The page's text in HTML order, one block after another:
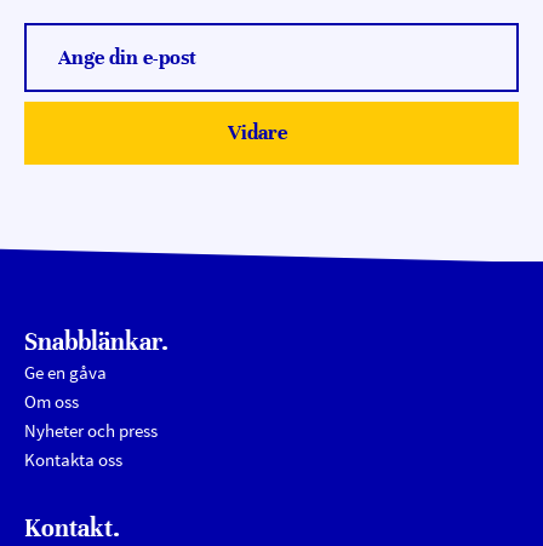
Submit
Vidare
Snabblänkar.
Ge en gåva
Om oss
Nyheter och press
Kontakta oss
Kontakt.